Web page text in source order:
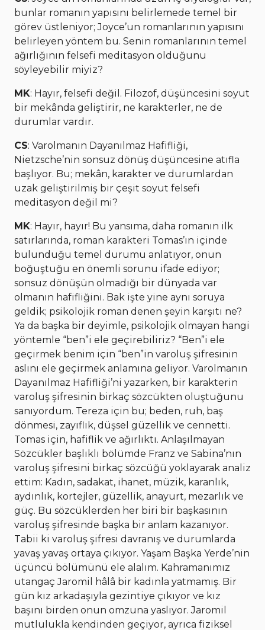
bunlar romanın yapısını belirlemede temel bir
görev üstleniyor; Joyce’un romanlarının yapısını
belirleyen yöntem bu. Senin romanlarının temel
ağırlığının felsefi meditasyon olduğunu
söyleyebilir miyiz?
MK: Hayır, felsefi değil. Filozof, düşüncesini soyut
bir mekânda geliştirir, ne karakterler, ne de
durumlar vardır.
CS: Varolmanın Dayanılmaz Hafifliği,
Nietzsche’nin sonsuz dönüş düşüncesine atıfla
başlıyor. Bu; mekân, karakter ve durumlardan
uzak geliştirilmiş bir çeşit soyut felsefi
meditasyon değil mi?
MK: Hayır, hayır! Bu yansıma, daha romanın ilk
satırlarında, roman karakteri Tomas’ın içinde
bulunduğu temel durumu anlatıyor, onun
boğuştuğu en önemli sorunu ifade ediyor;
sonsuz dönüşün olmadığı bir dünyada var
olmanın hafifliğini. Bak işte yine aynı soruya
geldik; psikolojik roman denen şeyin karşıtı ne?
Ya da başka bir deyimle, psikolojik olmayan hangi
yöntemle “ben”i ele geçirebiliriz? “Ben”i ele
geçirmek benim için “ben”in varoluş şifresinin
aslını ele geçirmek anlamına geliyor. Varolmanın
Dayanılmaz Hafifliği’ni yazarken, bir karakterin
varoluş şifresinin birkaç sözcükten oluştuğunu
sanıyordum. Tereza için bu; beden, ruh, baş
dönmesi, zayıflık, düşsel güzellik ve cennetti.
Tomas için, hafiflik ve ağırlıktı. Anlaşılmayan
Sözcükler başlıklı bölümde Franz ve Sabina’nın
varoluş şifresini birkaç sözcüğü yoklayarak analiz
ettim: Kadın, sadakat, ihanet, müzik, karanlık,
aydınlık, kortejler, güzellik, anayurt, mezarlık ve
güç. Bu sözcüklerden her biri bir başkasının
varoluş şifresinde başka bir anlam kazanıyor.
Tabii ki varoluş şifresi davranış ve durumlarda
yavaş yavaş ortaya çıkıyor. Yaşam Başka Yerde’nin
üçüncü bölümünü ele alalım. Kahramanımız
utangaç Jaromil hâlâ bir kadınla yatmamış. Bir
gün kız arkadaşıyla gezintiye çıkıyor ve kız
başını birden onun omzuna yaslıyor. Jaromil
mutlulukla kendinden geçiyor, ayrıca fiziksel